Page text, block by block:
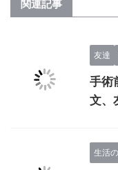
関連記事
友達
手術
文、
生活